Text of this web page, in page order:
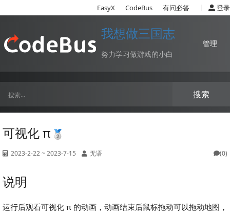
EasyX CodeBus 有问必答 登录
我想做三国志
努力学习做游戏的小白
管理
可视化 π
2023-2-22 ~ 2023-7-15 无语 (0)
说明
运行后观看可视化 π 的动画，动画结束后鼠标拖动可以拖动地图，
搜索